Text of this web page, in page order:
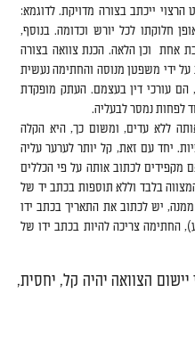
הרצוי ייכתב בצורה מדויקת. לדוגמא:
חלוקתו לכל יורש וכדומה. בנוסף,
אחת וכן הלאה. הכנת צוואה בצורה
ידי משפטן מנוסה והחתימה נעשית
הם עורכי דין בעצמם. העתק מופקדת
לפחות נמסר לבעליה.
ללא עדים, ומשום כך, היא הקלה
יחד עם זאת, קל יותר לערער עליה
מקפידים לכתוב אותה על פי הכללים
בלבד וללא תוספות בכתב יד של
יש לכתוב את התאריך בכתב ידו
החתימה צריכה להיות בכתב ידו של
הצוואה יהיה קל, יחסית,